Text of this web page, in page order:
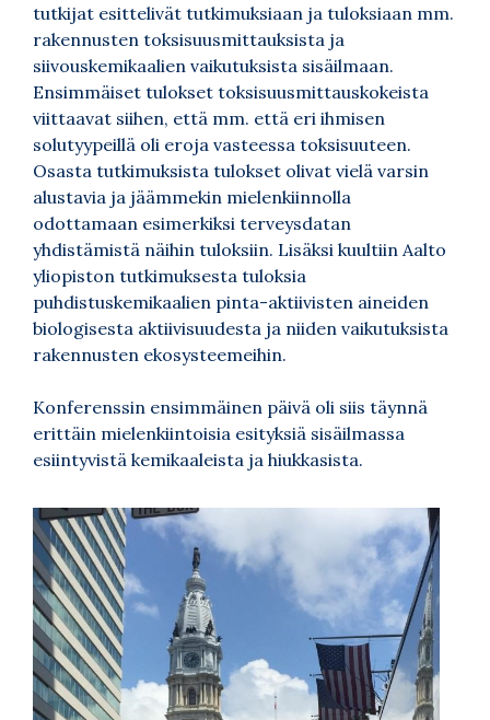
tutkijat esittelivät tutkimuksiaan ja tuloksiaan mm.
rakennusten toksisuusmittauksista ja
siivouskemikaalien vaikutuksista sisäilmaan.
Ensimmäiset tulokset toksisuusmittauskokeista
viittaavat siihen, että mm. että eri ihmisen
solutyypeillä oli eroja vasteessa toksisuuteen.
Osasta tutkimuksista tulokset olivat vielä varsin
alustavia ja jäämmekin mielenkiinnolla
odottamaan esimerkiksi terveysdatan
yhdistämistä näihin tuloksiin. Lisäksi kuultiin Aalto
yliopiston tutkimuksesta tuloksia
puhdistuskemikaalien pinta-aktiivisten aineiden
biologisesta aktiivisuudesta ja niiden vaikutuksista
rakennusten ekosysteemeihin.
Konferenssin ensimmäinen päivä oli siis täynnä
erittäin mielenkiintoisia esityksiä sisäilmassa
esiintyvistä kemikaaleista ja hiukkasista.